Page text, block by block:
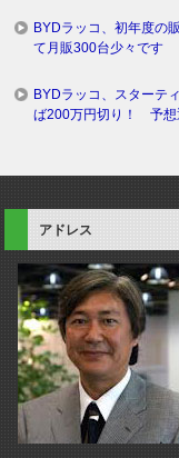
BYDラッコ、初年度の
て月販300台少々です
BYDラッコ、スターテ
ば200万円切り！ 予想
アドレス